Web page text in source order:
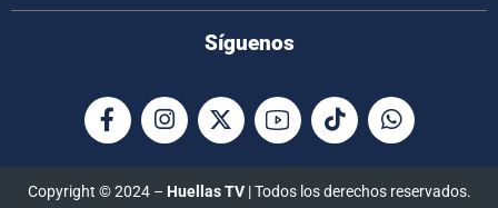
Síguenos
Copyright © 2024 – Huellas TV| Todos los derechos reservados.